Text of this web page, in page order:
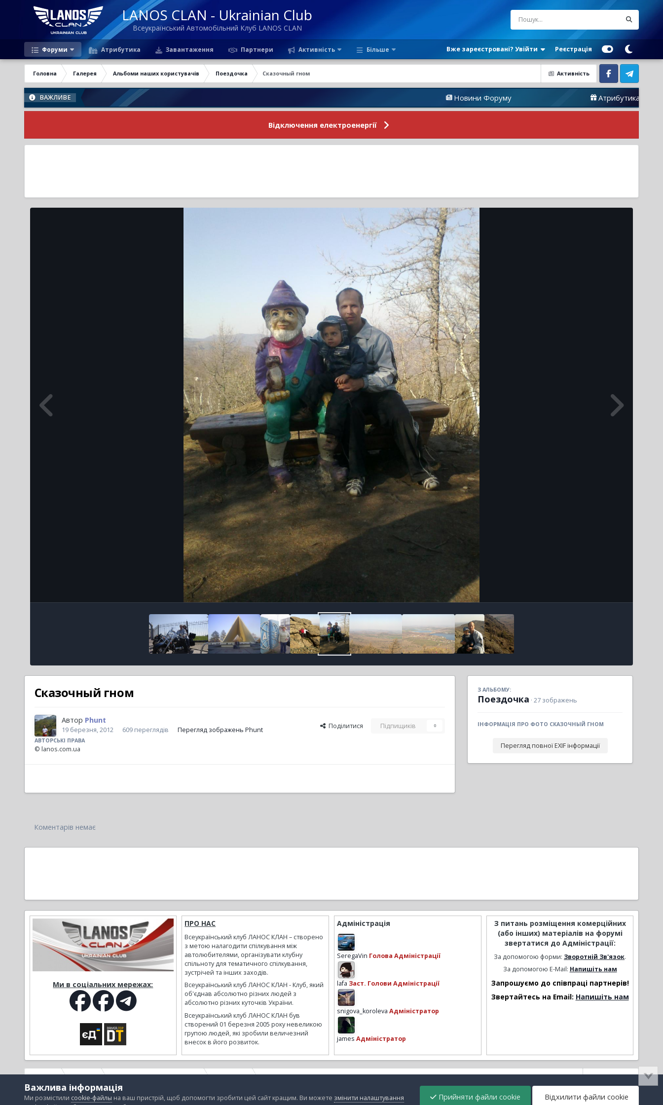
LANOS CLAN - Ukrainian Club
Всеукраїнський Автомобільний Клуб LANOS CLAN
Форуми Атрибутика Завантаження Партнери Активність Більше Вже зареєстровані? Увійти Реєстрація
Активність
Головна Галерея Альбоми наших користувачів Поездочка Сказочный гном
Facebook Telegram
ВАЖЛИВЕ Новини Форуму Атрибутика
Відключення електроенергії
Сказочный гном
Автор Phunt
19 березня, 2012 609 переглядів Перегляд зображень Phunt Поділитися Підпищиків 0
АВТОРСЬКІ ПРАВА
© lanos.com.ua
З АЛЬБОМУ:
Поездочка · 27 зображень
ІНФОРМАЦІЯ ПРО ФОТО СКАЗОЧНЫЙ ГНОМ
Перегляд повної EXIF інформації
Коментарів немає
Ми в соціальних мережах:
ПРО НАС
Всеукраїнський клуб ЛАНОС КЛАН – створено
з метою налагодити спілкування між
автолюбителями, організувати клубну
спільноту для тематичного спілкування,
зустрічей та інших заходів.
Всеукраїнський клуб ЛАНОС КЛАН - Клуб, який
об'єднав абсолютно різних людей з
абсолютно різних куточків України.
Всеукраїнський клуб ЛАНОС КЛАН був
створений 01 березня 2005 року невеликою
групою людей, які зробили величезний
внесок в його розвиток.
Адміністрація
SeregaVin Голова Адміністрації
lafa Заст. Голови Адміністрації
snigova_koroleva Адміністратор
james Адміністратор
З питань розміщення комерційних
(або інших) матеріалів на форумі
звертатися до Адміністрації:
За допомогою форми: Зворотній Зв'язок.
За допомогою E-Mail: Напишіть нам
Запрошуємо до співпраці партнерів!
Звертайтесь на Email: Напишіть нам
Важлива інформація
Ми розмістили cookie-файлы на ваш пристрій, щоб допомогти зробити цей сайт кращим. Ви можете змінити налаштування
Прийняти файли cookie Відхилити файли cookie